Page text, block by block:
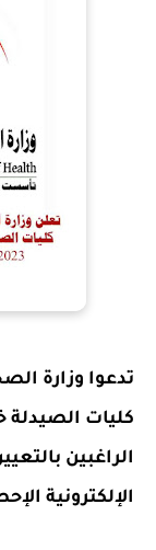
تدعوا وزارة
الراغبين
الإلكترونية